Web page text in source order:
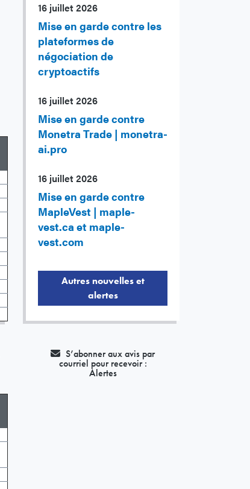
16 juillet 2026
Mise en garde contre les
plateformes de
négociation de
cryptoactifs
16 juillet 2026
Mise en garde contre
Monetra Trade | monetra-
ai.pro
16 juillet 2026
Mise en garde contre
MapleVest | maple-
vest.ca et maple-
vest.com
Autres nouvelles et
alertes
S’abonner aux avis par
courriel pour recevoir :
Alertes